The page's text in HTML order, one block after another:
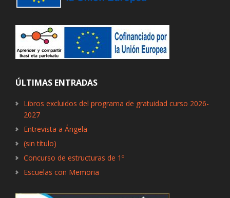
ÚLTIMAS ENTRADAS
Libros excluidos del programa de gratuidad curso 2026-
2027
Entrevista a Ángela
(sin título)
Concurso de estructuras de 1º
Escuelas con Memoria